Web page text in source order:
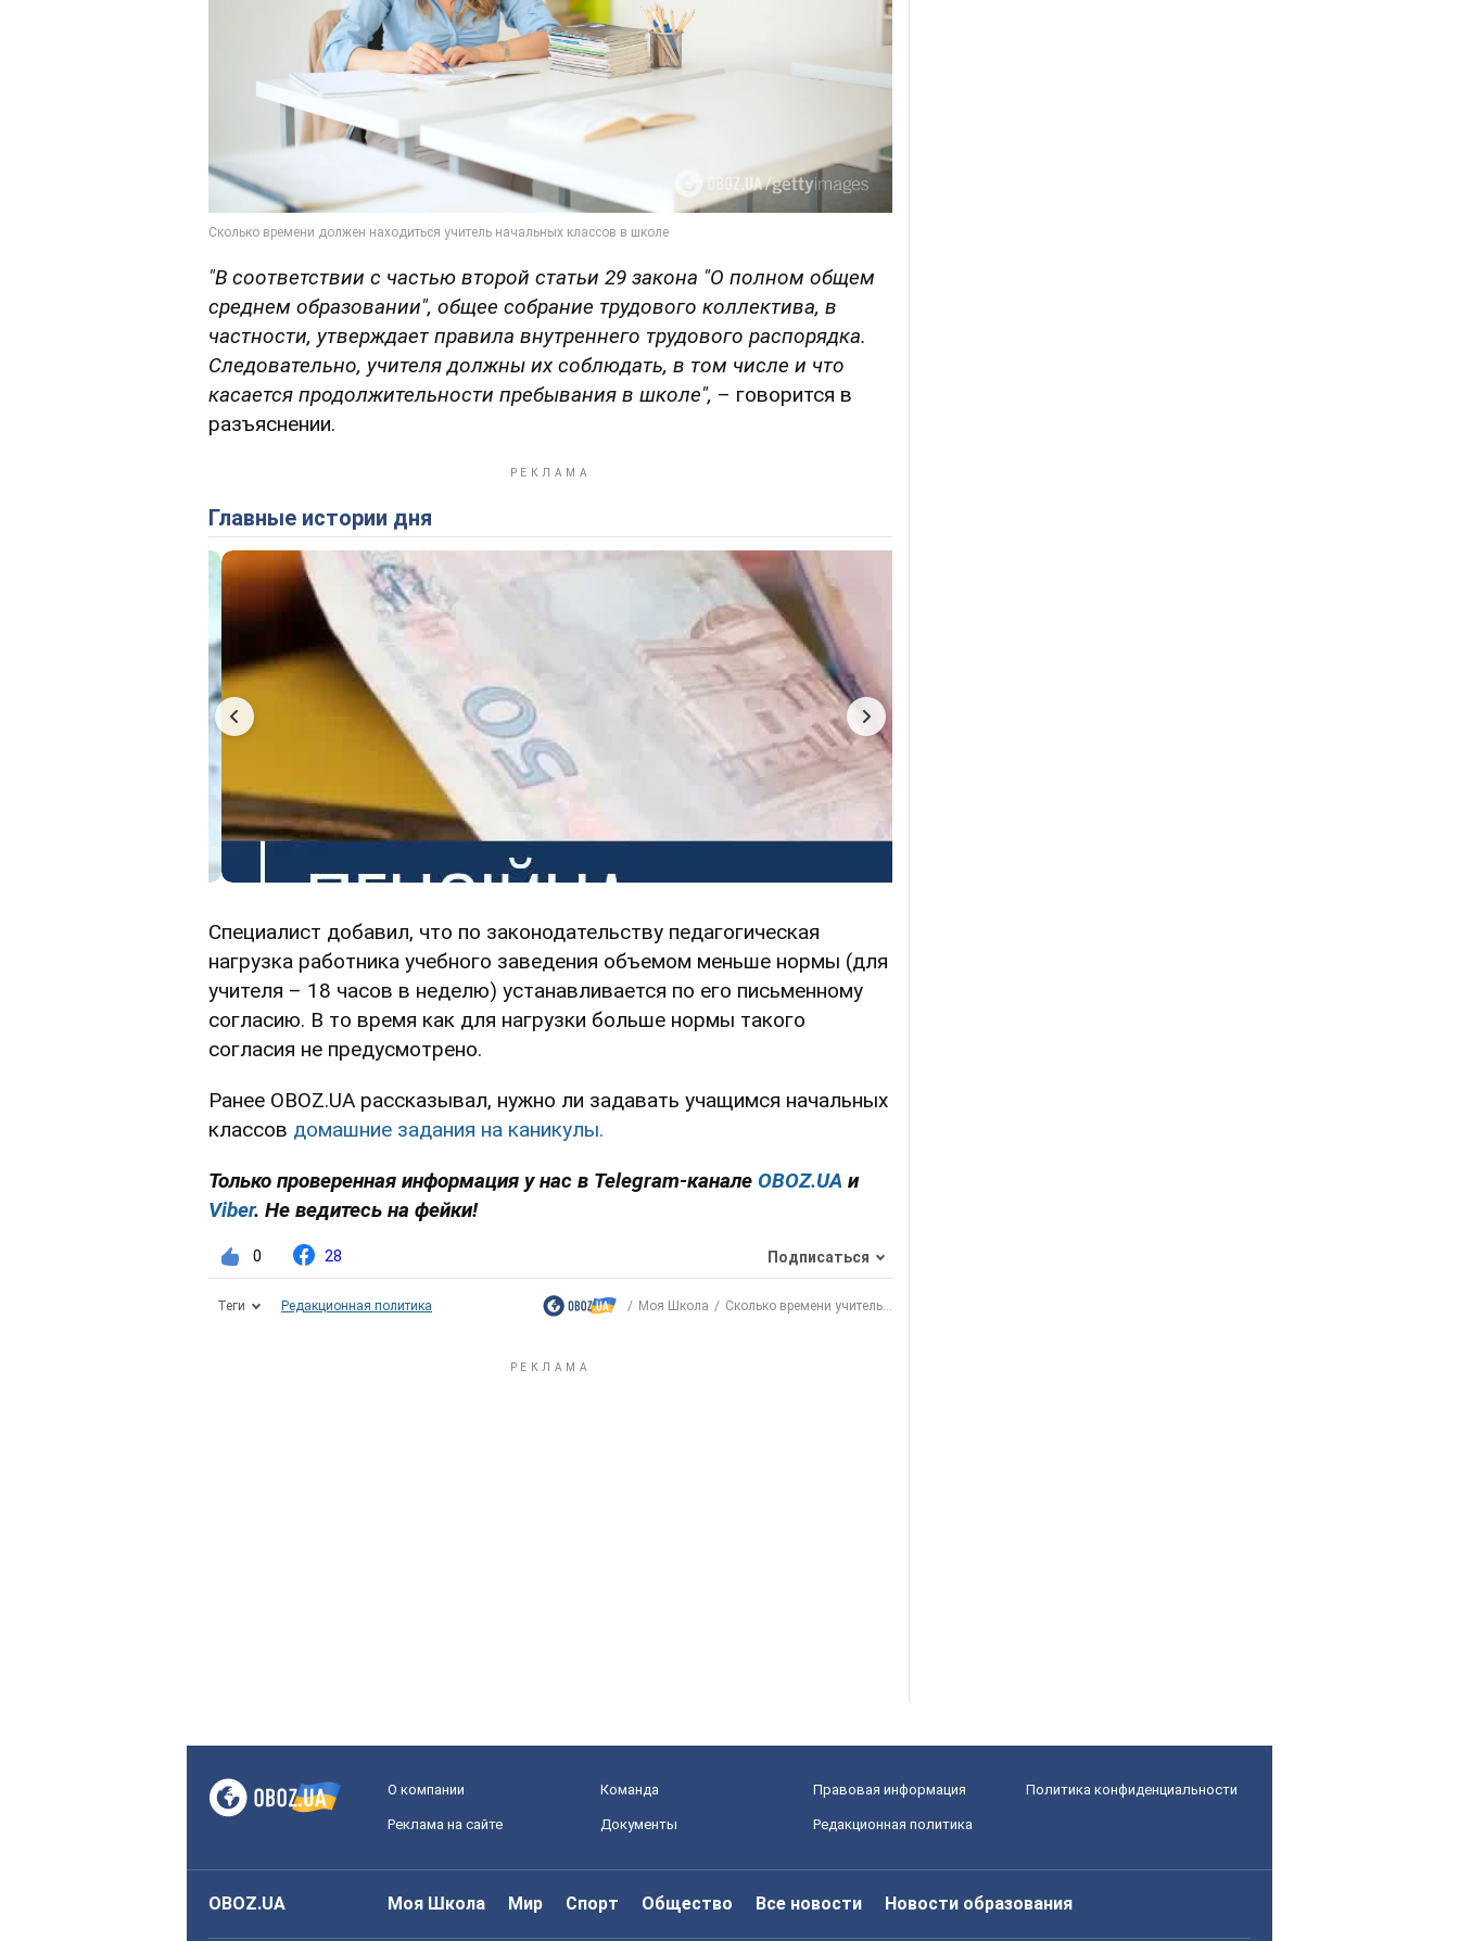
"В соответствии с частью второй статьи 29 закона "О полном общем
среднем образовании", общее собрание трудового коллектива, в
частности, утверждает правила внутреннего трудового распорядка.
Следовательно, учителя должны их соблюдать, в том числе и что
касается продолжительности пребывания в школе", – говорится в
разъяснении.
Главные истории дня
Специалист добавил, что по законодательству педагогическая
нагрузка работника учебного заведения объемом меньше нормы (для
учителя – 18 часов в неделю) устанавливается по его письменному
согласию. В то время как для нагрузки больше нормы такого
согласия не предусмотрено.
Ранее OBOZ.UA рассказывал, нужно ли задавать учащимся начальных
классов домашние задания на каникулы.
Только проверенная информация у нас в Telegram-канале OBOZ.UA и
Viber. Не ведитесь на фейки!
0 28 Подписаться
Теги Редакционная политика Моя Школа Сколько времени учитель...
О компании Команда Правовая информация Политика конфиденциальности
Реклама на сайте Документы Редакционная политика
OBOZ.UA Моя Школа Мир Спорт Общество Все новости Новости образования